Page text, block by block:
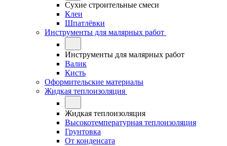
Сухие строительные смеси
Клеи
Шпатлёвки
Инструменты для малярных работ
Инструменты для малярных работ
Валик
Кисть
Оформительские материалы
Жидкая теплоизоляция
Жидкая теплоизоляция
Высокотемпературная теплоизоляция
Грунтовка
От конденсата